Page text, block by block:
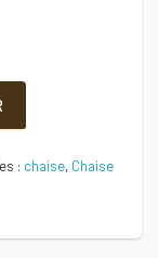
: chaise, Chaise